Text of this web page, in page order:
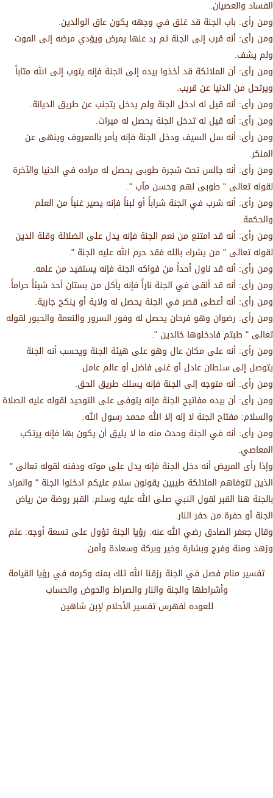
الفساد والعصيان.
ومن رأى: باب الجنة قد غلق في وجهه يكون عاق الوالدين.
ومن رأى: أنه قرب إلى الجنة ثم رد عنها يمرض ويؤدي مرضه إلى الموت
ولم يشف.
ومن رأى: أن الملائكة قد أخذوا بيده إلى الجنة فإنه يتوب إلى الله متاباً
ويرتحل من الدنيا عن قريب.
ومن رأى: أنه قيل له ادخل الجنة ولم يدخل يتجنب عن طريق الديانة.
ومن رأى: أنه قيل له تدخل الجنة يحصل له ميراث.
ومن رأى: أنه سل السيف ودخل الجنة فإنه يأمر بالمعروف وينهى عن
المنكر.
ومن رأى: أنه جالس تحت شجرة طوبى يحصل له مراده في الدنيا والآخرة
لقوله تعالى " طوبى لهم وحسن مآب ".
ومن رأى: أنه شرب في الجنة شراباً أو لبناً فإنه يصير غنياً من العلم
والحكمة.
ومن رأى: أنه قد امتنع من نعم الجنة فإنه يدل على الضلالة وقلة الدين
لقوله تعالى " من يشرك بالله فقد حرم الله عليه الجنة ".
ومن رأى: أنه قد ناول أحداً من فواكه الجنة فإنه يستفيد من علمه.
ومن رأى: أنه قد ألقى في الجنة ناراً فإنه يأكل من بستان أحد شيئاً حراماً.
ومن رأى: أنه أعطى قصر في الجنة يحصل له ولاية أو ينكح جارية.
ومن رأى: رضوان وهو فرحان يحصل له وفور السرور والنعمة والحبور لقوله
تعالى " طبتم فادخلوها خالدين ".
ومن رأى: أنه على مكان عال وهو على هيئة الجنة ويحسب أنه الجنة
يتوصل إلى سلطان عادل أو غنى فاضل أو عالم عامل.
ومن رأى: أنه متوجه إلى الجنة فإنه يسلك طريق الحق.
ومن رأى: أن بيده مفاتيح الجنة فإنه يتوفى على التوحيد لقوله عليه الصلاة
والسلام: مفتاح الجنة لا إله إلا الله محمد رسول الله.
ومن رأى: أنه في الجنة وحدث منه ما لا يليق أن يكون بها فإنه يرتكب
المعاصي.
وإذا رأى المريض أنه دخل الجنة فإنه يدل على موته ودفنه لقوله تعالى "
الذين تتوفاهم الملائكة طيبين يقولون سلام عليكم ادخلوا الجنة " والمراد
بالجنة هنا القبر لقول النبي صلى الله عليه وسلم: القبر روضة من رياض
الجنة أو حفرة من حفر النار.
وقال جعفر الصادق رضي الله عنه: رؤيا الجنة تؤول على تسعة أوجه: علم
وزهد ومنة وفرج وبشارة وخير وبركة وسعادة وأمن.
تفسير منام فصل في الجنة رزقنا الله تلك بمنه وكرمه في رؤيا القيامة
وأشراطها والجنة والنار والصراط والحوض والحساب
للعوده لفهرس تفسير الأحلام لإبن شاهين